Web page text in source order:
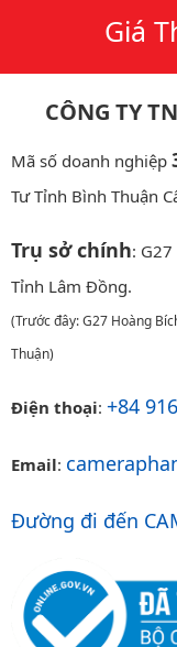
Giá
CÔNG TY
Mã số doanh nghiệp
Tư Tỉnh Bình Thuận
Trụ sở chính:
Tỉnh Lâm Đồng.
(Trước đây: G27 Hoàng
Thuận)
Điện thoại: +84
Email:
Đường đi đến